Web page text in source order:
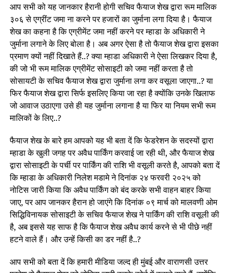
आप सभी को यह जानकार हैरानी होगी सचिव फैयाज शेख द्वारा रूम मालिक
३०६ से एग्रींट जमा ना करने पर हजारों का जुर्माना लगा दिया है। फैयाज
शेख का कहना है कि एग्रीमेंट जमा नहीं करने पर म्हाडा के अधिकारी ने
जुर्माना लगाने के लिए बोला है। अब अगर ऐसा है तो फैयाज शेख द्वारा इसका
प्रमाण क्यों नहीं दिखाते हैं..? क्या म्हाडा अधिकारी ने ऐसा लिखकर दिया है,
की जो भी रूम मालिक एग्रीमेंट सोसाइटी को जमा नहीं करता है तो
सोसायटी के सचिव फैयाज शेख द्वारा जुर्माना लगा कर वसूला जाएगा..? या
फिर फैयाज शेख द्वारा सिर्फ इसलिए किया जा रहा है क्योंकि उनके खिलाफ
जो आवाज उठाएगा उसे ही यह जुर्माना लगाना है या फिर या नियम सभी रूम
मालिकों के लिए..?
फैयाज शेख के बारे हम आपको यह भी बता दें कि फेडरेशन के सदस्यों द्वारा
म्हाडा के खुली जगह पर अवैध पार्किंग करवाई जा रही थी, और फैयाज शेख
द्वारा सोसाइटी के पर्ची पर पार्किंग की राशि भी वसूली करते है, आपको बता दें
कि म्हाडा के अधिकारी निलेश मडामे ने दिनांक २४ फरवरी २०२५ को
नोटिस जारी किया कि अवैध पार्किंग को बंद करके सभी वाहन बाहर किया
जाए, पर आप जानकर हैरान हो जाएंगे कि दिनांक ०९ मार्च को मालवणी ओम
सिद्धिविनायक सोसाइटी के सचिव फैयाज शेख ने पार्किंग की राशि वसूली की
है, अब इससे यह साफ है कि फैयाज शेख अवैध कार्य करने से भी पीछे नहीं
हटने वाले हैं। और उन्हें किसी का डर नहीं है..?
आप सभी को बता दें कि हमारी मीडिया जल्द ही मुंबई और वाराणसी उत्तर